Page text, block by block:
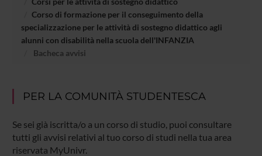
Corso di formazione per il conseguimento della
specializzazione per le attività di sostegno didattico agli
alunni con disabilità nella scuola dell'INFANZIA
Bacheca avvisi
PER LA COMUNITÀ STUDENTESCA
Se sei già iscritta/o a un corso di studio, puoi consultare
tutti gli avvisi relativi al tuo corso di studi nella tua area
riservata MyUnivr.